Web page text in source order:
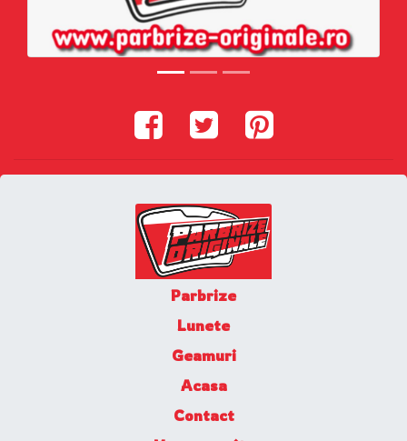
Parbrize
Lunete
Geamuri
Acasa
Contact